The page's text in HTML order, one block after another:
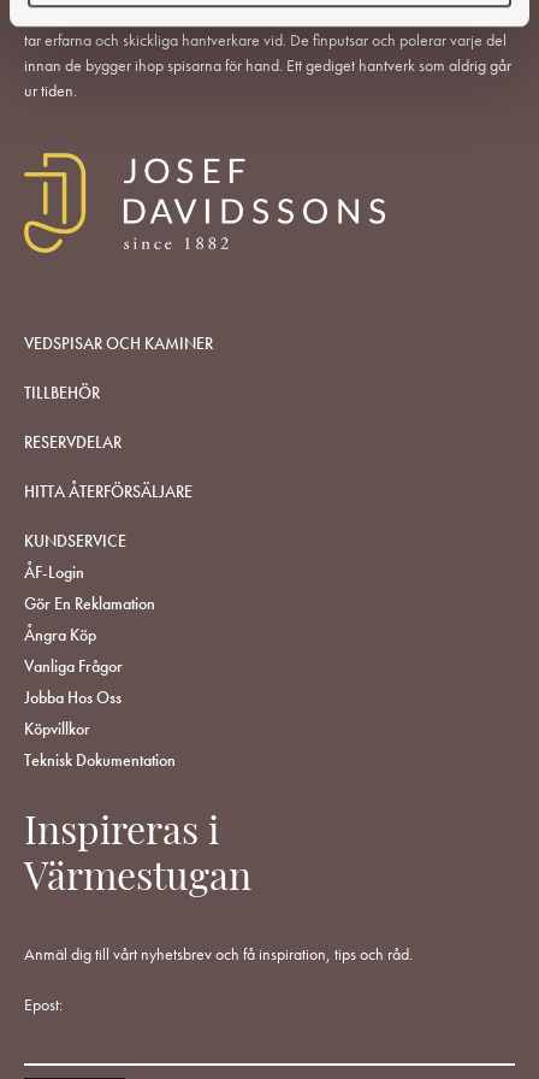
med utvalda svenska och utländska gjuterier. I vår moderna fabrik i Reftele
tar erfarna och skickliga hantverkare vid. De finputsar och polerar varje del
innan de bygger ihop spisarna för hand. Ett gediget hantverk som aldrig går
ur tiden.
VEDSPISAR OCH KAMINER
TILLBEHÖR
RESERVDELAR
HITTA ÅTERFÖRSÄLJARE
KUNDSERVICE
ÅF-Login
Gör En Reklamation
Ångra Köp
Vanliga Frågor
Jobba Hos Oss
Köpvillkor
Teknisk Dokumentation
Inspireras i
Värmestugan
Anmäl dig till vårt nyhetsbrev och få inspiration, tips och råd.
Epost: